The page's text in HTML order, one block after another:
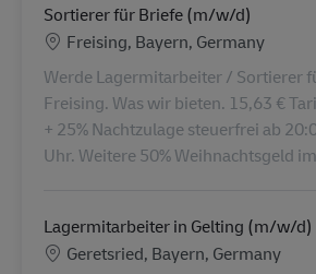
Sortierer für Briefe (m/w/d)
LieuFreising, Bayern, Germany
Werde Lagermitarbeiter / Sortierer
Freising. Was wir bieten. 15,63 €
+ 25% Nachtzulage steuerfrei ab
Uhr. Weitere 50% Weihnachtsgeld
Lagermitarbeiter in Gelting (m/w/d)
LieuGeretsried, Bayern, Germany